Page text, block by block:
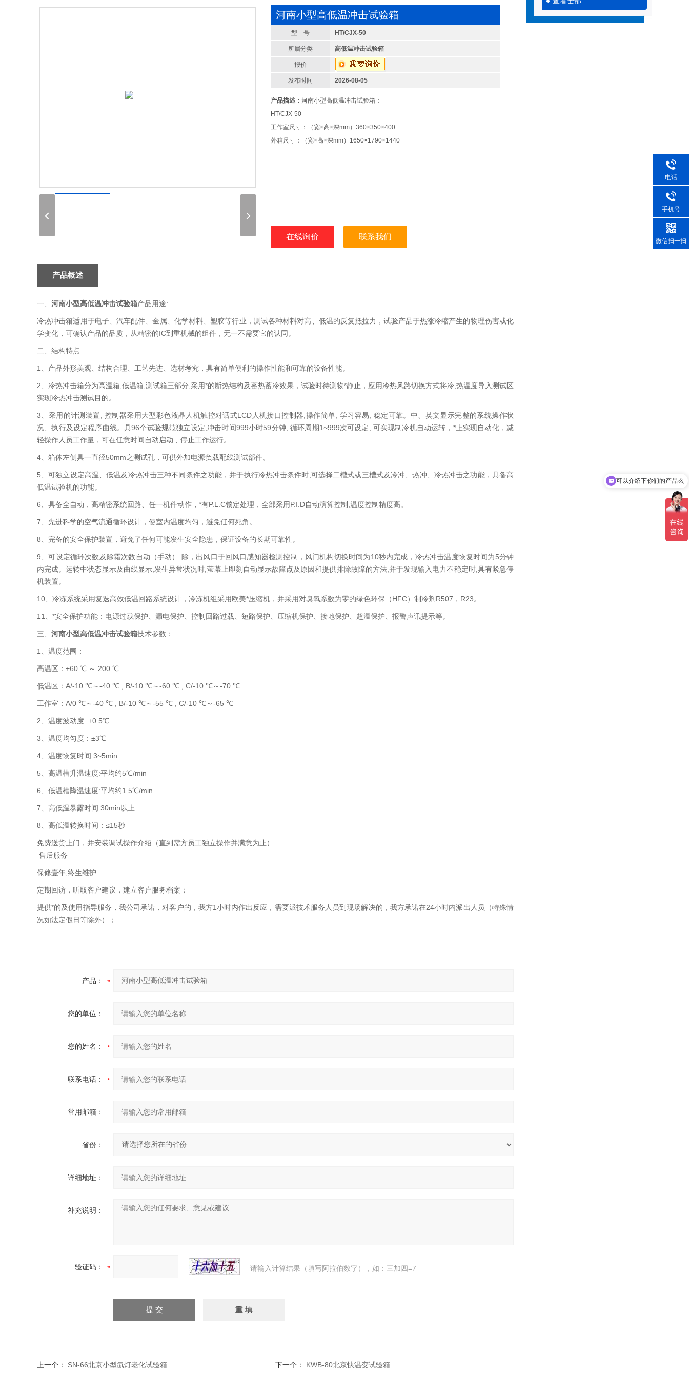
河南小型高低温冲击试验箱
型 号 HT/CJX-50
所属分类 高低温冲击试验箱
报价
发布时间 2026-08-05
产品描述：河南小型高低温冲击试验箱：
HT/CJX-50
工作室尺寸：（宽×高×深mm）360×350×400
外箱尺寸：（宽×高×深mm）1650×1790×1440
在线询价 联系我们
产品概述
一、 河南小型高低温冲击试验箱产品用途:
冷热冲击箱适用于电子、汽车配件、金属、化学材料、塑胶等行业，测试各种材料对高、低温的反复抵拉力，试验产品于热涨冷缩产生的物理伤害或化
学变化，可确认产品的品质，从精密的IC到重机械的组件，无一不需要它的认同。
二、结构特点:
1、产品外形美观、结构合理、工艺先进、选材考究，具有简单便利的操作性能和可靠的设备性能。
2、冷热冲击箱分为高温箱,低温箱,测试箱三部分,采用*的断热结构及蓄热蓄冷效果，试验时待测物*静止，应用冷热风路切换方式将冷,热温度导入测试区
实现冷热冲击测试目的。
3、采用的计测装置, 控制器采用大型彩色液晶人机触控对话式LCD人机接口控制器,操作简单, 学习容易, 稳定可靠。中、英文显示完整的系统操作状
况、执行及设定程序曲线。具96个试验规范独立设定,冲击时间999小时59分钟, 循环周期1~999次可设定, 可实现制冷机自动运转，*上实现自动化，减
轻操作人员工作量，可在任意时间自动启动﹑停止工作运行。
4、箱体左侧具一直径50mm之测试孔，可供外加电源负载配线测试部件。
5、可独立设定高温、低温及冷热冲击三种不同条件之功能，并于执行冷热冲击条件时,可选择二槽式或三槽式及冷冲、热冲、冷热冲击之功能，具备高
低温试验机的功能。
6、具备全自动，高精密系统回路、任一机件动作，*有P.L.C锁定处理，全部采用P.I.D自动演算控制,温度控制精度高。
7、先进科学的空气流通循环设计，使室内温度均匀，避免任何死角。
8、完备的安全保护装置，避免了任何可能发生安全隐患，保证设备的长期可靠性。
9、可设定循环次数及除霜次数自动（手动） 除，出风口于回风口感知器检测控制，风门机构切换时间为10秒内完成，冷热冲击温度恢复时间为5分钟
内完成。运转中状态显示及曲线显示,发生异常状况时,萤幕上即刻自动显示故障点及原因和提供排除故障的方法,并于发现输入电力不稳定时,具有紧急停
机装置。
10、冷冻系统采用复迭高效低温回路系统设计，冷冻机组采用欧美*压缩机，并采用对臭氧系数为零的绿色环保（HFC）制冷剂R507，R23。
11、*安全保护功能：电源过载保护、漏电保护、控制回路过载、短路保护、压缩机保护、接地保护、超温保护、报警声讯提示等。
三、 河南小型高低温冲击试验箱技术参数：
1、温度范围：
高温区：+60 ℃ ～ 200 ℃
低温区：A/-10 ℃～-40 ℃ , B/-10 ℃～-60 ℃ , C/-10 ℃～-70 ℃
工作室：A/0 ℃～-40 ℃ , B/-10 ℃～-55 ℃ , C/-10 ℃～-65 ℃
2、温度波动度: ±0.5℃
3、温度均匀度：±3℃
4、温度恢复时间:3~5min
5、高温槽升温速度:平均约5℃/min
6、低温槽降温速度:平均约1.5℃/min
7、高低温暴露时间:30min以上
8、高低温转换时间：≤15秒
免费送货上门，并安装调试操作介绍（直到需方员工独立操作并满意为止）
售后服务
保修壹年,终生维护
定期回访，听取客户建议，建立客户服务档案；
提供*的及使用指导服务，我公司承诺，对客户的，我方1小时内作出反应，需要派技术服务人员到现场解决的，我方承诺在24小时内派出人员（特殊情
况如法定假日等除外）；
产品：
您的单位：
您的姓名：
联系电话：
常用邮箱：
省份：
详细地址：
补充说明：
验证码： 请输入计算结果（填写阿拉伯数字），如：三加四=7
上一个： SN-66北京小型氙灯老化试验箱 下一个： KWB-80北京快温变试验箱
电话
手机号
微信扫一扫